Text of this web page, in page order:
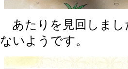
あたりを見回しまし
ないようです。